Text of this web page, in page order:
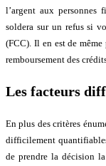
l’argent aux personnes
soldera sur un refus si
(FCC). Il en est de
remboursement des
Les facteurs
En plus des critères
difficilement
de prendre la décision